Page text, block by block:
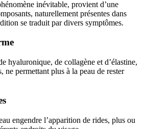
inévitable, provient d’une
naturellement présentes dans
se traduit par divers symptômes.
hyaluronique, de collagène et d’élastine,
ne permettant plus à la peau de rester
engendre l’apparition de rides, plus ou